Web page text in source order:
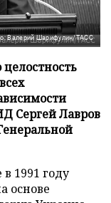
Валерий Шарифулин/ТАСС
Сергей Лавров
1991 году
основе